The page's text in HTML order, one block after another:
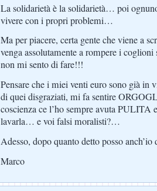
La solidarietà è la solidarietà… poi
vivere con i propri problemi…
Ma per piacere, certa gente che viene a
venga assolutamente a rompere i
non mi sento di fare!!!
Pensare che i miei venti euro sono già in
di quei disgraziati, mi fa sentire
coscienza ce l’ho sempre avuta PULITA
lavarla… e voi falsi moralisti?…
Adesso, dopo quanto detto posso
Marco